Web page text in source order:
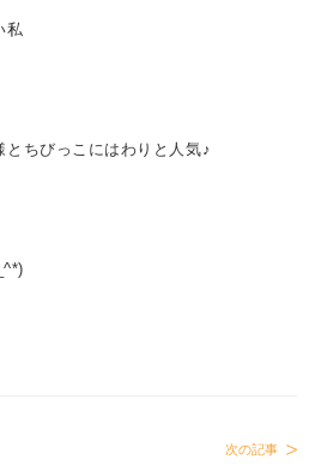
私
ちびっこにはわりと人気♪
次の記事